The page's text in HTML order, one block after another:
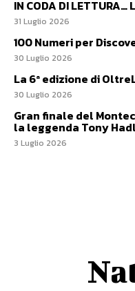
IN CODA DI LETTURA…
31 Luglio 2026
100 Numeri per
30 Luglio 2026
La 6ª edizione di
30 Luglio 2026
Gran finale del
la leggenda Tony
3 Luglio 2026